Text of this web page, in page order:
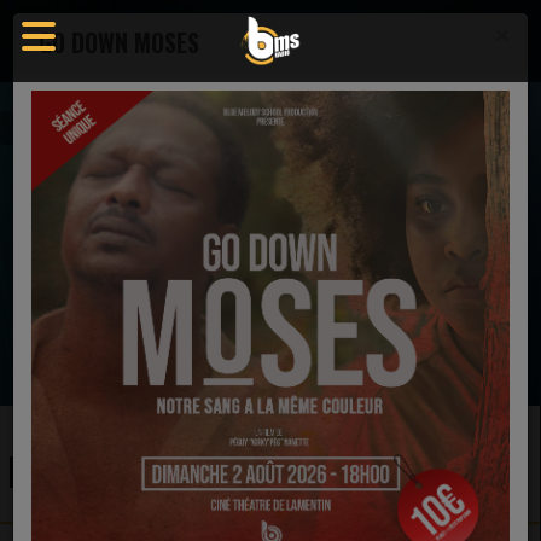
Pages
EN CE MOMENT
Donnie McClurkin
Better Afterwhile (Live)
Ecoutez maintenant
GO DOWN MOSES